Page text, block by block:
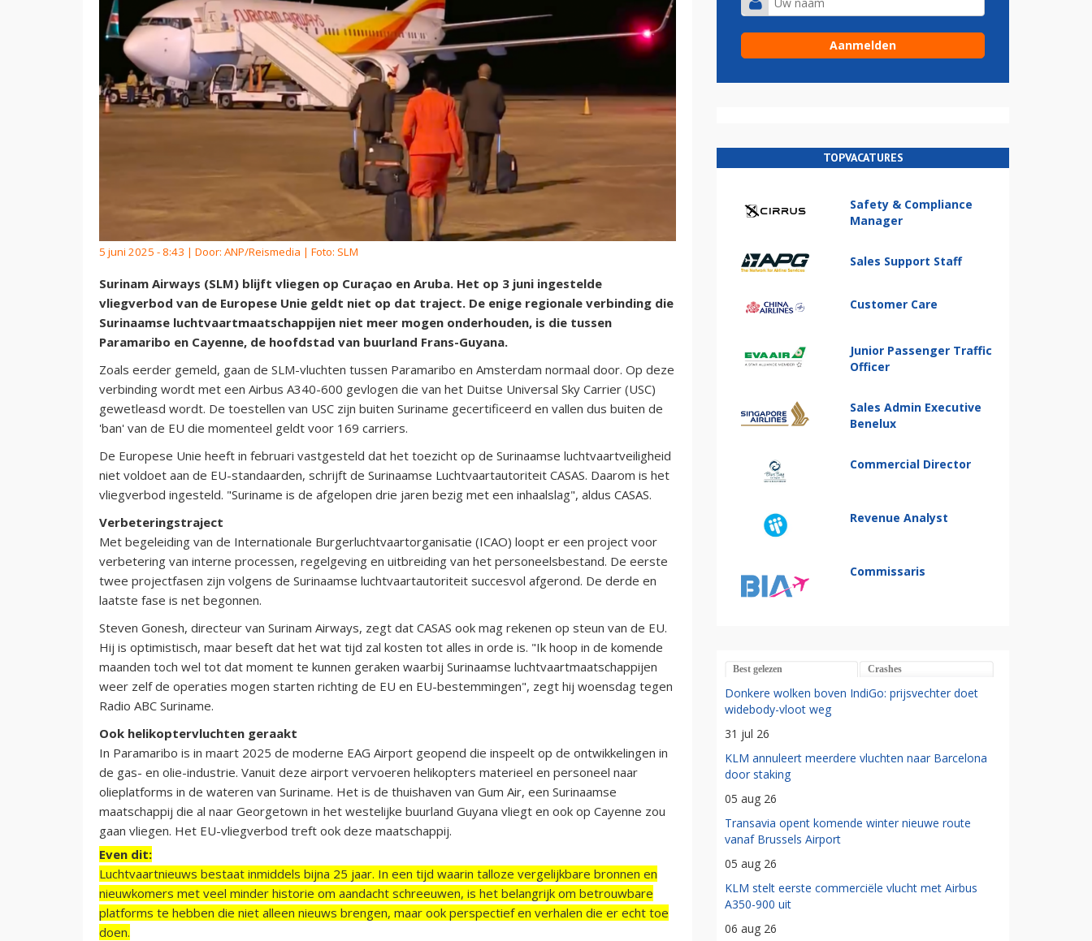
5 juni 2025 - 8:43 | Door: ANP/Reismedia | Foto: SLM
Surinam Airways (SLM) blijft vliegen op Curaçao en Aruba. Het op 3 juni ingestelde
vliegverbod van de Europese Unie geldt niet op dat traject. De enige regionale verbinding die
Surinaamse luchtvaartmaatschappijen niet meer mogen onderhouden, is die tussen
Paramaribo en Cayenne, de hoofdstad van buurland Frans-Guyana.
Zoals eerder gemeld, gaan de SLM-vluchten tussen Paramaribo en Amsterdam normaal door. Op deze
verbinding wordt met een Airbus A340-600 gevlogen die van het Duitse Universal Sky Carrier (USC)
gewetleasd wordt. De toestellen van USC zijn buiten Suriname gecertificeerd en vallen dus buiten de
'ban' van de EU die momenteel geldt voor 169 carriers.
De Europese Unie heeft in februari vastgesteld dat het toezicht op de Surinaamse luchtvaartveiligheid
niet voldoet aan de EU-standaarden, schrijft de Surinaamse Luchtvaartautoriteit CASAS. Daarom is het
vliegverbod ingesteld. "Suriname is de afgelopen drie jaren bezig met een inhaalslag", aldus CASAS.
Verbeteringstraject
Met begeleiding van de Internationale Burgerluchtvaartorganisatie (ICAO) loopt er een project voor
verbetering van interne processen, regelgeving en uitbreiding van het personeelsbestand. De eerste
twee projectfasen zijn volgens de Surinaamse luchtvaartautoriteit succesvol afgerond. De derde en
laatste fase is net begonnen.
Steven Gonesh, directeur van Surinam Airways, zegt dat CASAS ook mag rekenen op steun van de EU.
Hij is optimistisch, maar beseft dat het wat tijd zal kosten tot alles in orde is. "Ik hoop in de komende
maanden toch wel tot dat moment te kunnen geraken waarbij Surinaamse luchtvaartmaatschappijen
weer zelf de operaties mogen starten richting de EU en EU-bestemmingen", zegt hij woensdag tegen
Radio ABC Suriname.
Ook helikoptervluchten geraakt
In Paramaribo is in maart 2025 de moderne EAG Airport geopend die inspeelt op de ontwikkelingen in
de gas- en olie-industrie. Vanuit deze airport vervoeren helikopters materieel en personeel naar
olieplatforms in de wateren van Suriname. Het is de thuishaven van Gum Air, een Surinaamse
maatschappij die al naar Georgetown in het westelijke buurland Guyana vliegt en ook op Cayenne zou
gaan vliegen. Het EU-vliegverbod treft ook deze maatschappij.
Even dit:
Luchtvaartnieuws bestaat inmiddels bijna 25 jaar. In een tijd waarin talloze vergelijkbare bronnen en
nieuwkomers met veel minder historie om aandacht schreeuwen, is het belangrijk om betrouwbare
platforms te hebben die niet alleen nieuws brengen, maar ook perspectief en verhalen die er echt toe
doen.
TOPVACATURES
Safety & Compliance
Manager
Sales Support Staff
Customer Care
Junior Passenger Traffic
Officer
Sales Admin Executive
Benelux
Commercial Director
Revenue Analyst
Commissaris
Best gelezen Crashes
Donkere wolken boven IndiGo: prijsvechter doet
widebody-vloot weg
31 jul 26
KLM annuleert meerdere vluchten naar Barcelona
door staking
05 aug 26
Transavia opent komende winter nieuwe route
vanaf Brussels Airport
05 aug 26
KLM stelt eerste commerciële vlucht met Airbus
A350-900 uit
06 aug 26